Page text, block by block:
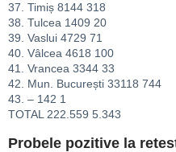
37. Timiș 8144 318
38. Tulcea 1409 20
39. Vaslui 4729 71
40. Vâlcea 4618 100
41. Vrancea 3344 33
42. Mun. București 33118 744
43. – 142 1
TOTAL 222.559 5.343
Probele pozitive la